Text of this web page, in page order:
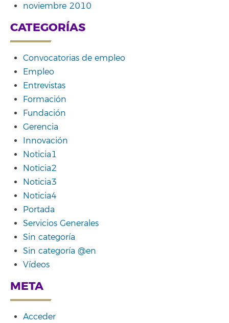
noviembre 2010
CATEGORÍAS
Convocatorias de empleo
Empleo
Entrevistas
Formación
Fundación
Gerencia
Innovación
Noticia1
Noticia2
Noticia3
Noticia4
Portada
Servicios Generales
Sin categoría
Sin categoría @en
Vídeos
META
Acceder